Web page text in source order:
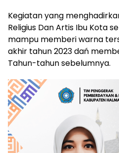
Kegiatan yang
Religius Dan Artis Ibu Kota
mampu memberi warna
akhir tahun 2023 dań
Tahun-tahun sebelumnya.